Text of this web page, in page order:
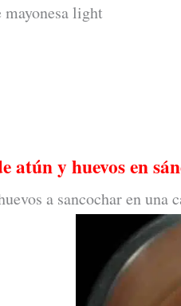
mayonesa light
atún y huevos en
a sancochar en una